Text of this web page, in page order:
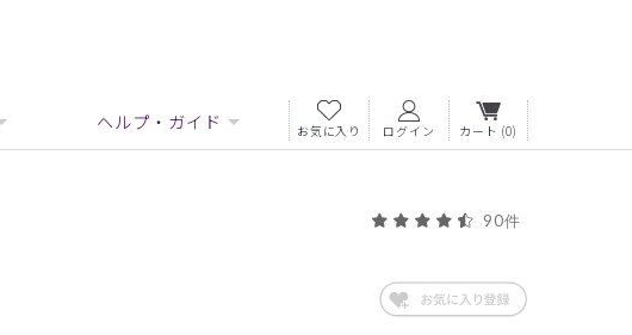
ヘルプ・ガイド お気に入り ログイン カート (0)
90件